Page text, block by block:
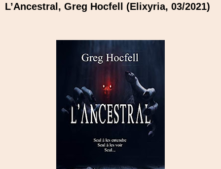
L’Ancestral, Greg Hocfell (Elixyria, 03/2021)